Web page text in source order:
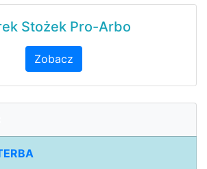
Stożek Pro-Arbo
Zobacz